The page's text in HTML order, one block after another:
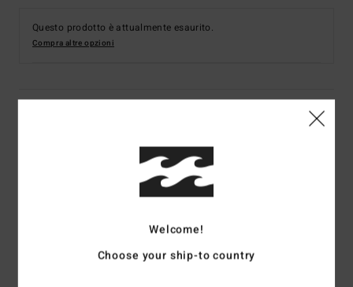
Questo prodotto è attualmente esaurito.
Compra altre opzioni
Maglietta a maniche lunghe Bianco Donna
Codice colore
tessuto di cotone
Welcome!
Choose your ship-to country